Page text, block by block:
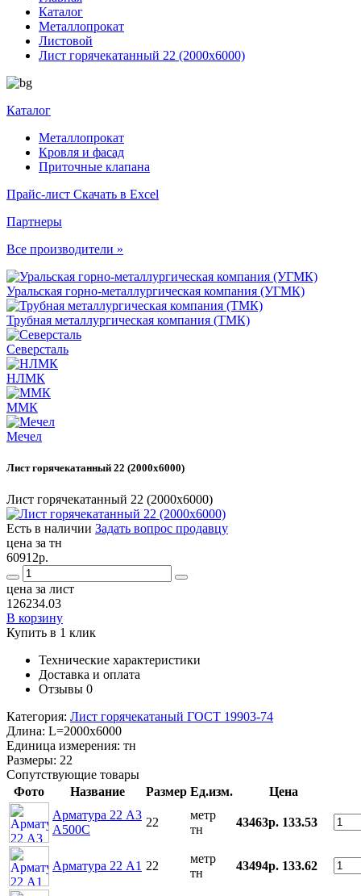
Каталог
Металлопрокат
Листовой
Лист горячекатанный 22 (2000х6000)
Каталог
Металлопрокат
Кровля и фасад
Приточные клапана
Прайс-лист Скачать в Excel
Партнеры
Все производители »
Уральская горно-металлургическая компания (УГМК)
Трубная металлургическая компания (ТМК)
Северсталь
НЛМК
ММК
Мечел
Лист горячекатанный 22 (2000х6000)
Лист горячекатанный 22 (2000х6000)
Есть в наличии Задать вопрос продавцу
цена за тн
60912р.
цена за лист
126234.03
В корзину
Купить в 1 клик
Технические характеристики
Доставка и оплата
Отзывы 0
Категория: Лист горячекатаный ГОСТ 19903-74
Длина: L=2000x6000
Единица измерения: тн
Размеры: 22
Сопутствующие товары
Фото
Название Размер Ед.изм.
Цена
Арматура 22 А3
А500С
22
метр
тн
43463р. 133.53
Арматура 22 А1 22
метр
тн
43494р. 133.62